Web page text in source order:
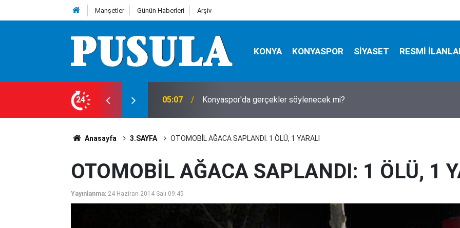
Manşetler Günün Haberleri Arşiv
KONYA KONYASPOR SİYASET RESMİ
24 04:40 Usta sanatçı 'Cansever' vefat etti
Anasayfa 3.SAYFA OTOMOBİL AĞACA SAPLANDI: 1 ÖLÜ, 1 YARALI
OTOMOBİL AĞACA SAPLANDI: 1 ÖLÜ, 1
Yayınlanma: 24 Haziran 2014 Salı 09:45